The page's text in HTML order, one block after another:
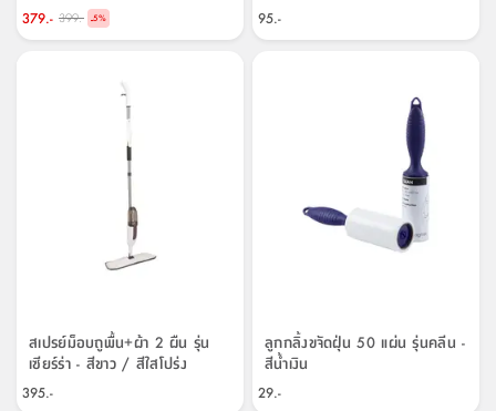
379.- 399.- -5% 95.-
สเปรย์ม็อบถูพื้น+ผ้า 2 ผืน รุ่น
เซียร์ร่า - สีขาว / สีใสโปร่ง
395.-
ลูกกลิ้งขจัดฝุ่น 50 แผ่น รุ่นคลีน -
สีน้ำเงิน
29.-